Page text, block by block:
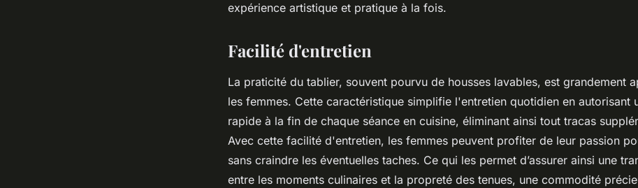
expérience artistique et pratique à la fois.
Facilité d'entretien
La praticité du tablier, souvent pourvu de housses lavables, est grandement
les femmes. Cette caractéristique simplifie l'entretien quotidien en autorisant
rapide à la fin de chaque séance en cuisine, éliminant ainsi tout tracas
Avec cette facilité d'entretien, les femmes peuvent profiter de leur passion
sans craindre les éventuelles taches. Ce qui les permet d’assurer ainsi une
entre les moments culinaires et la propreté des tenues, une commodité